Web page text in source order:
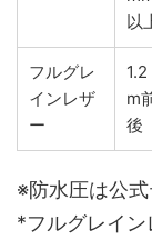
以
フルグレ
インレザ
ー
1.2
m
後
※防水圧は公
*フルグレイン